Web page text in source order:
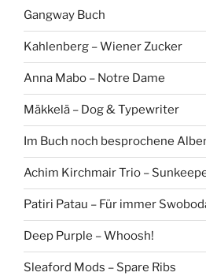
Gangway Buch
Kahlenberg – Wiener Zucker
Anna Mabo – Notre Dame
Mäkkelä – Dog & Typewriter
Im Buch noch besprochene
Achim Kirchmair Trio –
Patiri Patau – Für immer
Deep Purple – Whoosh!
Sleaford Mods – Spare Ribs